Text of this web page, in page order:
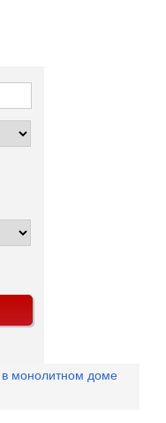
в монолитном доме